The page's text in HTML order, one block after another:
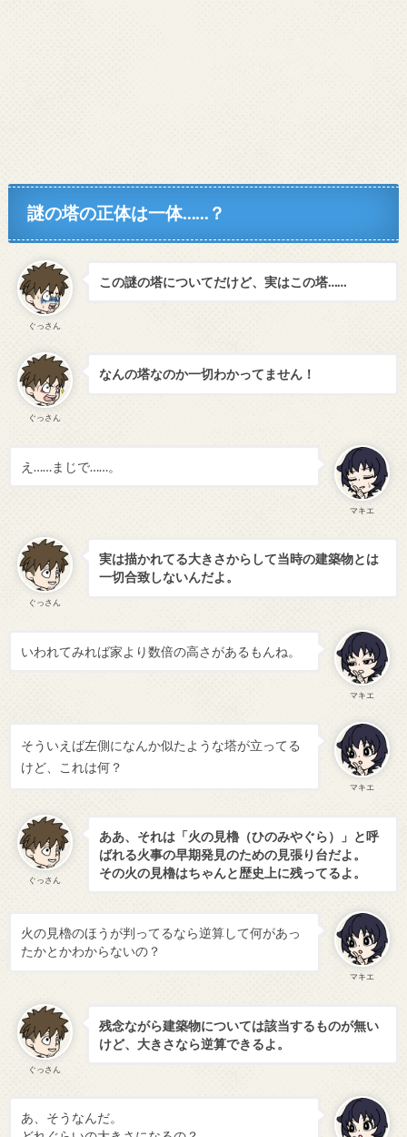
謎の塔の正体は一体……？
ぐっさん
この謎の塔についてだけど、実はこの塔……
ぐっさん
なんの塔なのか一切わかってません！
マキエ
え……まじで……。
ぐっさん
実は描かれてる大きさからして当時の建築物とは
一切合致しないんだよ。
マキエ
いわれてみれば家より数倍の高さがあるもんね。
マキエ
そういえば左側になんか似たような塔が立ってる
けど、これは何？
ぐっさん
ああ、それは「火の見櫓（ひのみやぐら）」と呼
ばれる火事の早期発見のための見張り台だよ。
その火の見櫓はちゃんと歴史上に残ってるよ。
マキエ
火の見櫓のほうが判ってるなら逆算して何があっ
たかとかわからないの？
ぐっさん
残念ながら建築物については該当するものが無い
けど、大きさなら逆算できるよ。
あ、そうなんだ。